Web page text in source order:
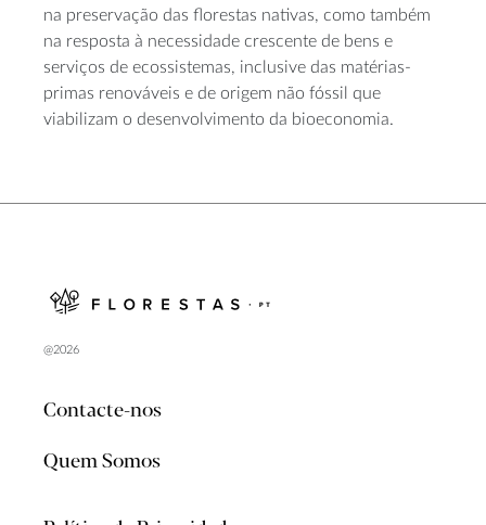
na preservação das florestas nativas, como também
na resposta à necessidade crescente de bens e
serviços de ecossistemas, inclusive das matérias-
primas renováveis e de origem não fóssil que
viabilizam o desenvolvimento da bioeconomia.
@2026
Contacte-nos
Quem Somos